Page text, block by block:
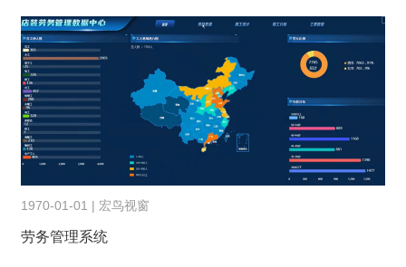
1970-01-01 | 宏鸟视窗
劳务管理系统